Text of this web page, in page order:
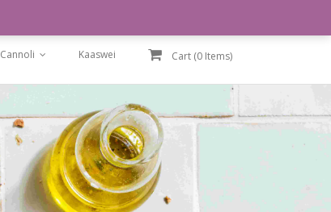
Cannoli Kaaswei Cart (0 Items)